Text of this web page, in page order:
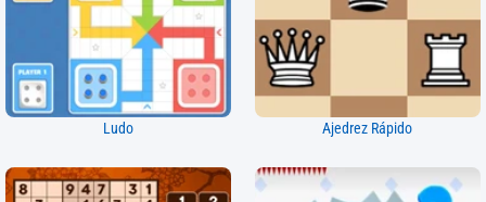
Ludo Ajedrez Rápido